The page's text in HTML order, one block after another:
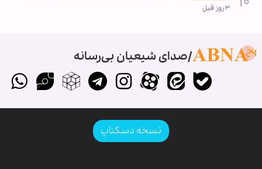
۳ روز قبل
صدای شیعیان بی‌رسانه
نسخه دسکتاپ